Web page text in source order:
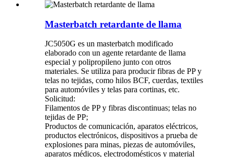
Masterbatch retardante de llama
JC5050G es un masterbatch modificado
elaborado con un agente retardante de llama
especial y polipropileno junto con otros
materiales. Se utiliza para producir fibras de PP y
telas no tejidas, como hilos BCF, cuerdas, textiles
para automóviles y telas para cortinas, etc.
Solicitud:
Filamentos de PP y fibras discontinuas; telas no
tejidas de PP;
Productos de comunicación, aparatos eléctricos,
productos electrónicos, dispositivos a prueba de
explosiones para minas, piezas de automóviles,
aparatos médicos, electrodomésticos y material